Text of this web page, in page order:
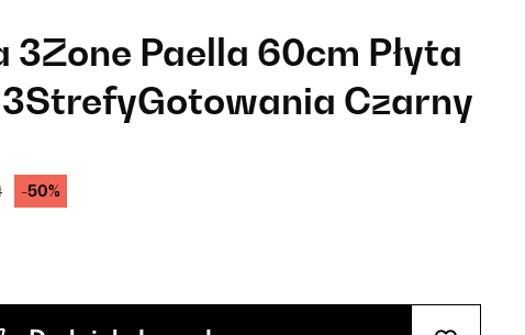
3Zone Paella 60cm Płyta
Czarny
-50%